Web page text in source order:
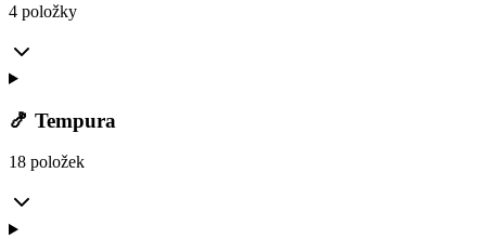
4 položky
🍤 Tempura
18 položek